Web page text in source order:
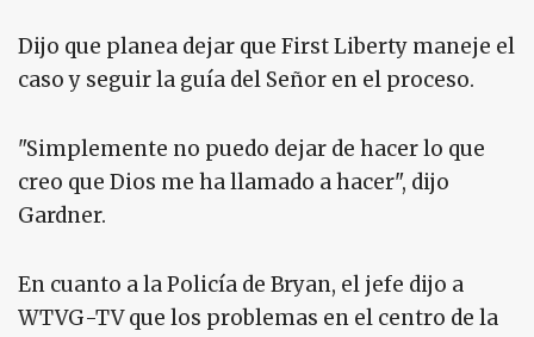
Dijo que planea dejar que First Liberty maneje el
caso y seguir la guía del Señor en el proceso.
"Simplemente no puedo dejar de hacer lo que
creo que Dios me ha llamado a hacer", dijo
Gardner.
En cuanto a la Policía de Bryan, el jefe dijo a
WTVG-TV que los problemas en el centro de la